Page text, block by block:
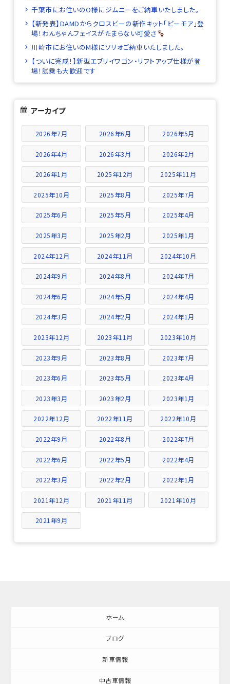
千葉市にお住いのO様にジムニーをご納車いたしました。
【新発表】DAMDからクロスビーの新作キット「ビーモア」登
場！わんちゃんフェイスがたまらない可愛さ
川崎市にお住いのM様にソリオご納車いたしました。
【ついに完成！】新型エブリイワゴン・リフトアップ仕様が登
場！試乗も大歓迎です
アーカイブ
2026年7月 2026年6月 2026年5月
2026年4月 2026年3月 2026年2月
2026年1月 2025年12月 2025年11月
2025年10月 2025年8月 2025年7月
2025年6月 2025年5月 2025年4月
2025年3月 2025年2月 2025年1月
2024年12月 2024年11月 2024年10月
2024年9月 2024年8月 2024年7月
2024年6月 2024年5月 2024年4月
2024年3月 2024年2月 2024年1月
2023年12月 2023年11月 2023年10月
2023年9月 2023年8月 2023年7月
2023年6月 2023年5月 2023年4月
2023年3月 2023年2月 2023年1月
2022年12月 2022年11月 2022年10月
2022年9月 2022年8月 2022年7月
2022年6月 2022年5月 2022年4月
2022年3月 2022年2月 2022年1月
2021年12月 2021年11月 2021年10月
2021年9月
ホーム
ブログ
新車情報
中古車情報